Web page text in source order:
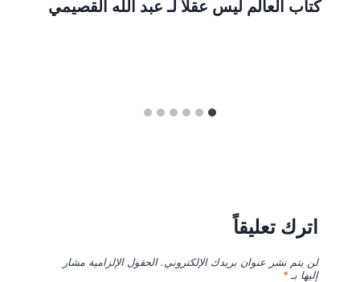
كتاب العالم ليس عقلا لـ عبد الله القصيمي
اترك تعليقاً
لن يتم نشر عنوان بريدك الإلكتروني. الحقول الإلزامية مشار
إليها بـ*